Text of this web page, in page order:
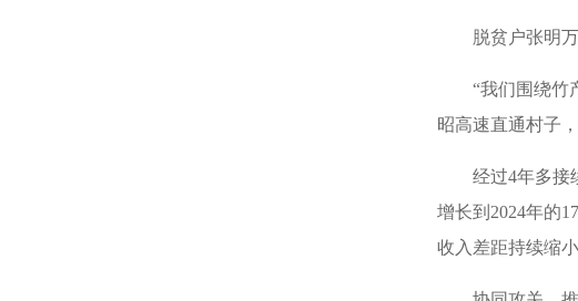
脱贫户张明
“我们围绕竹
昭高速直通村子
经过4年多接
增长到2024年的
收入差距持续缩